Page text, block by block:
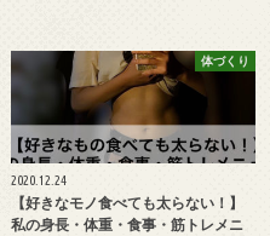
体づくり
2020.12.24
【好きなモノ食べても太らない！】
私の身長・体重・食事・筋トレメニ